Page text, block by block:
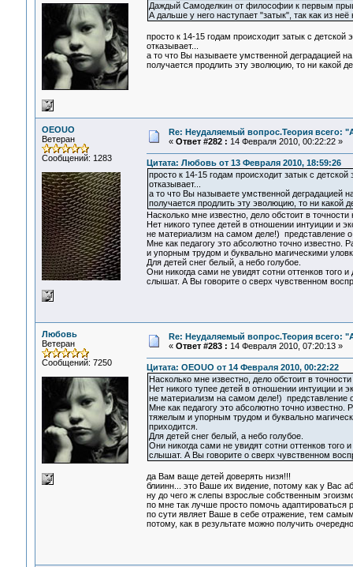
Даждый Самоделкин от философии к первым
А дальше у него наступает "затык", так как из
просто к 14-15 годам происходит затык с
отказывает...
а то что Вы называете умственной деградацией
получается продлить эту эволюцию, то ни какой
OEOUO
Ветеран
Сообщений: 1283
Re: Неудаляемый вопрос.Теория всего:
« Ответ #282 : 14 Февраля 2010, 00:22:22 »
Цитата: Любовь от 13 Февраля 2010, 18:59:26
просто к 14-15 годам происходит затык с
отказывает...
а то что Вы называете умственной деградацией
получается продлить эту эволюцию, то ни какой
Насколько мне известно, дело обстоит в точности
Нет никого тупее детей в отношении интуиции и
не материализм на самом деле!) представление
Мне как педагогу это абсолютно точно
и упорным трудом и буквально магическими
Для детей снег белый, а небо голубое.
Они никогда сами не увидят сотни оттенков того
слышат. А Вы говорите о сверх чувственном
Любовь
Ветеран
Сообщений: 7250
Re: Неудаляемый вопрос.Теория всего:
« Ответ #283 : 14 Февраля 2010, 07:20:13 »
Цитата: OEOUO от 14 Февраля 2010, 00:22:22
Насколько мне известно, дело обстоит в точности
Нет никого тупее детей в отношении интуиции и
не материализм на самом деле!)
Мне как педагогу это абсолютно точно
тяжелым и упорным трудом и буквально
приходится.
Для детей снег белый, а небо голубое.
Они никогда сами не увидят сотни оттенков
слышат. А Вы говорите о сверх чувственном
да Вам ваще детей доверять низя!!!
блиинн... это Ваше их видение, потому как у Вас
ну до чего ж слепы взрослые собственным
по мне так лучше просто помочь адаптироваться
по сути являет Ваше в себе отражение, тем
потому, как в результате можно получить